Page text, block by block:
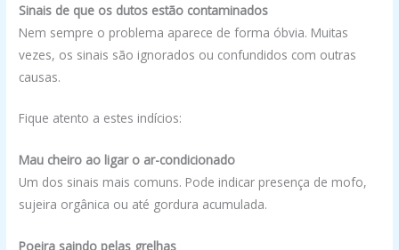
Sinais de que os dutos estão contaminados
Nem sempre o problema aparece de forma óbvia. Muitas
vezes, os sinais são ignorados ou confundidos com outras
causas.
Fique atento a estes indícios:
Mau cheiro ao ligar o ar-condicionado
Um dos sinais mais comuns. Pode indicar presença de mofo,
sujeira orgânica ou até gordura acumulada.
Poeira saindo pelas grelhas